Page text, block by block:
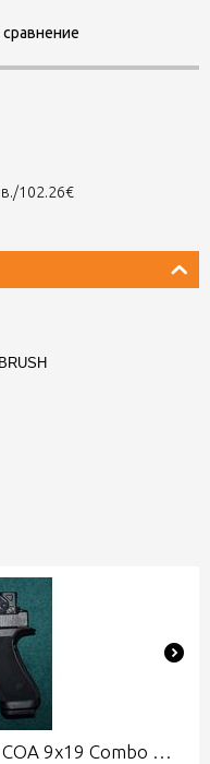
102.26€
GLOCK 45 Gen 6 + AIMPOINT COA 9x19 Combo A-CUT